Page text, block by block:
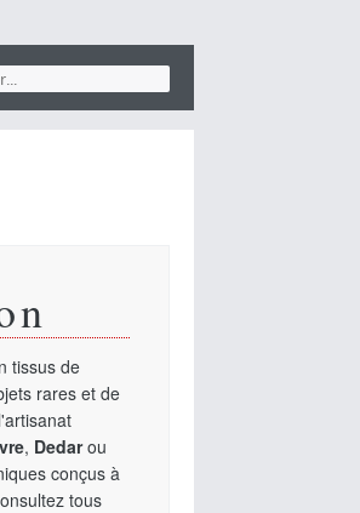
tissus de
rares et de
, Dedarou
conçus à
tous